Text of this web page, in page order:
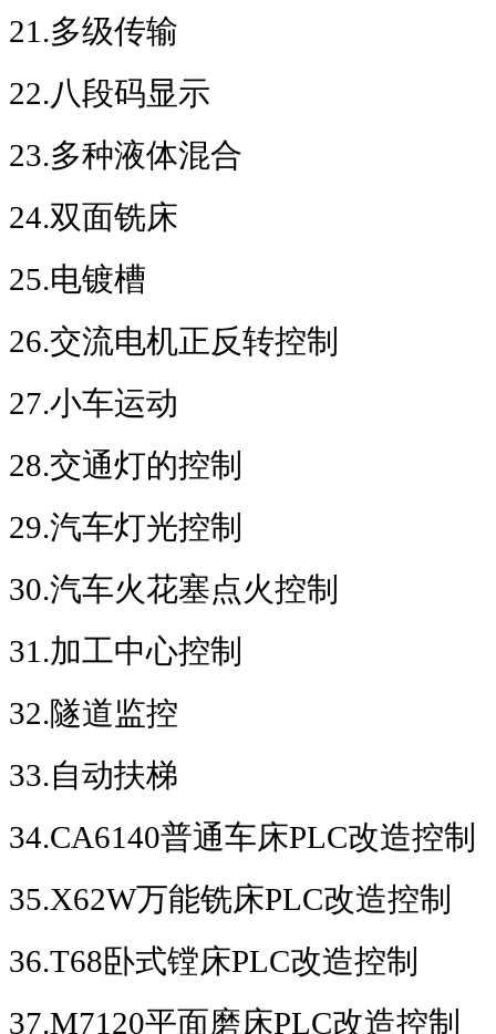
21.多级传输
22.八段码显示
23.多种液体混合
24.双面铣床
25.电镀槽
26.交流电机正反转控制
27.小车运动
28.交通灯的控制
29.汽车灯光控制
30.汽车火花塞点火控制
31.加工中心控制
32.隧道监控
33.自动扶梯
34.CA6140普通车床PLC改造控制
35.X62W万能铣床PLC改造控制
36.T68卧式镗床PLC改造控制
37.M7120平面磨床PLC改造控制